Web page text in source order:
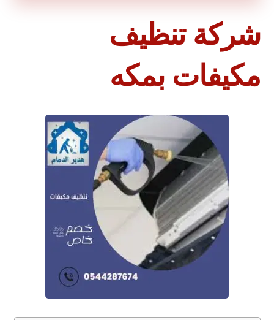
شركة تنظيف
مكيفات بمكه